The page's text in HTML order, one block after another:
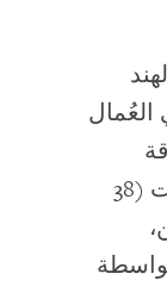
العُمال
تشمل الطقس المتطرف والرطوبة وتجاوز درجة الحرارة 100 درجة فهرنهايت (38